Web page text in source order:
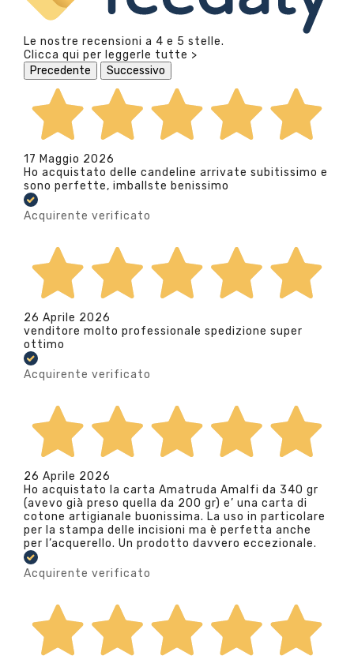
Le nostre recensioni a 4 e 5 stelle.
Clicca qui per leggerle tutte >
Precedente
Successivo
17 Maggio 2026
Ho acquistato delle candeline arrivate subitissimo e
sono perfette, imballste benissimo
Acquirente verificato
26 Aprile 2026
venditore molto professionale spedizione super
ottimo
Acquirente verificato
26 Aprile 2026
Ho acquistato la carta Amatruda Amalfi da 340 gr
(avevo già preso quella da 200 gr) e’ una carta di
cotone artigianale buonissima. La uso in particolare
per la stampa delle incisioni ma è perfetta anche
per l’acquerello. Un prodotto davvero eccezionale.
Acquirente verificato